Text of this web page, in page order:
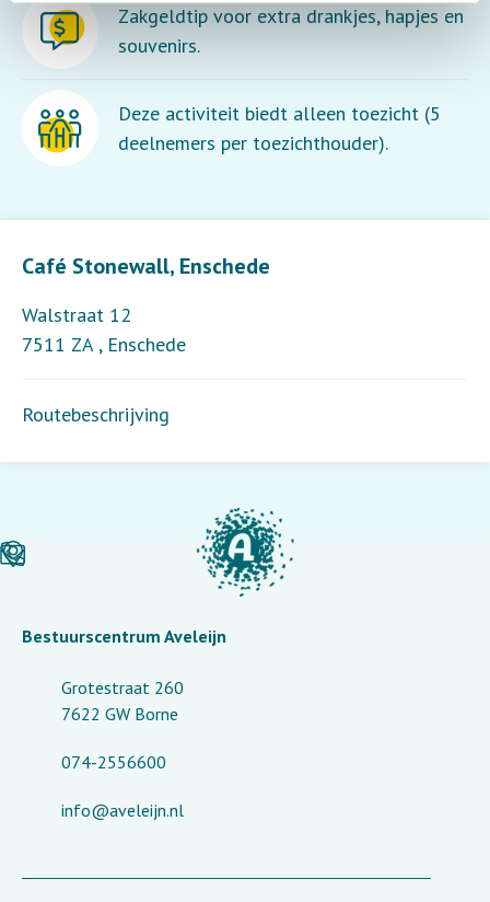
Café Stonewall, Enschede
Walstraat 12
7511 ZA , Enschede
Routebeschrijving
Zakgeldtip voor extra drankjes, hapjes en
souvenirs.
Deze activiteit biedt alleen toezicht (5
deelnemers per toezichthouder).
Bestuurscentrum Aveleijn
Grotestraat 260
7622 GW Borne
074-2556600
info@aveleijn.nl